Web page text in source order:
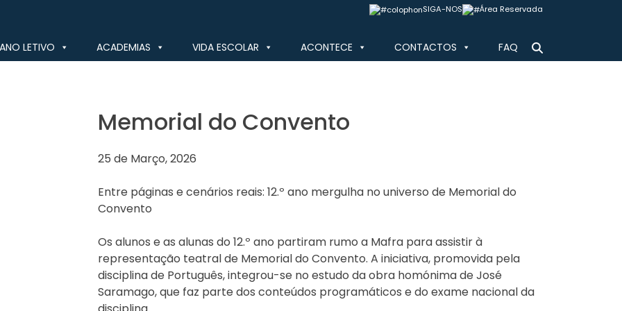
SIGA-NOS Área Reservada
ANO LETIVO ACADEMIAS VIDA ESCOLAR ACONTECE CONTACTOS FAQ
Memorial do Convento
25 de Março, 2026
Entre páginas e cenários reais: 12.º ano mergulha no universo de Memorial do
Convento
Os alunos e as alunas do 12.º ano partiram rumo a Mafra para assistir à
representação teatral de Memorial do Convento. A iniciativa, promovida pela
disciplina de Português, integrou-se no estudo da obra homónima de José
Saramago, que faz parte dos conteúdos programáticos e do exame nacional da